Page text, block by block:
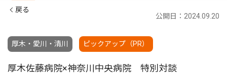
戻る
厚木・愛川・清川 ピックアップ（PR）
公開日：2024.09.20
厚木佐藤病院×神奈川中央病院 特別対談